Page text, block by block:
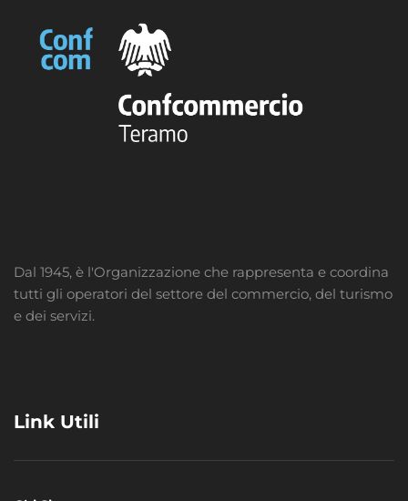
Dal 1945, è l'Organizzazione che rappresenta e coordina
tutti gli operatori del settore del commercio, del turismo
e dei servizi.
Link Utili